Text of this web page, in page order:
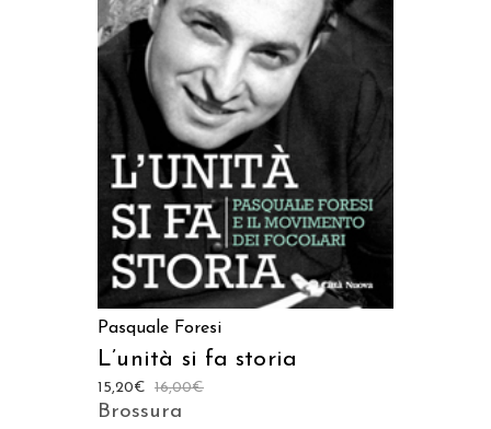
AGGIUNGI AL CARRELLO
Pasquale Foresi
L’unità si fa storia
16,00€
15,20€
Brossura